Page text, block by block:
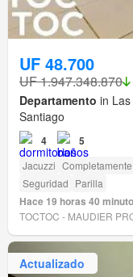
UF 48.700
UF 1.947.348.870
Departamento in
Santiago
4 5
Jacuzzi
Seguridad Parilla
Hace 19 horas 40
TOCTOC - MAUDIER
Actualizado